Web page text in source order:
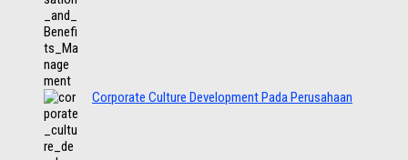
Corporate Culture Development Pada Perusahaan